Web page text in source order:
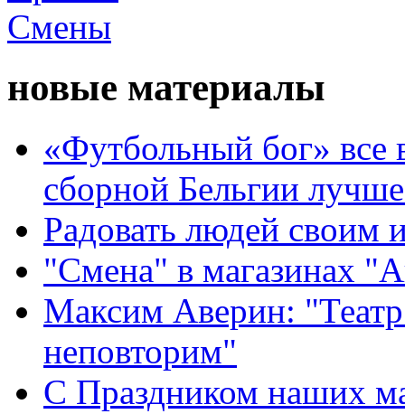
новые материалы
«Футбольный бог» все
сборной Бельгии
Радовать людей своим
"Смена" в магазинах
Максим Аверин:
неповторим"
С Праздником наших